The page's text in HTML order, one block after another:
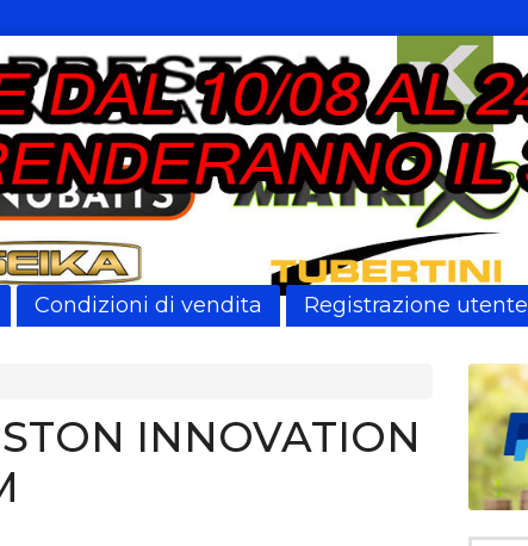
Condizioni di vendita
Registrazione utente
INNOVATION